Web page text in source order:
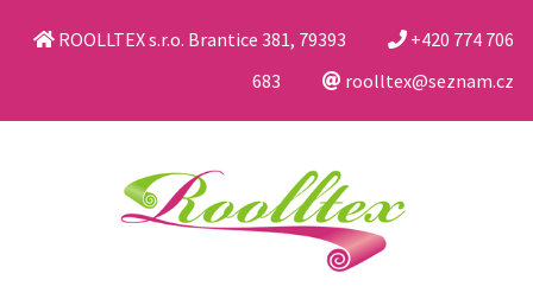
ROOLLTEX s.r.o. Brantice 381, 79393
+420 774 706
683
roolltex@seznam.cz